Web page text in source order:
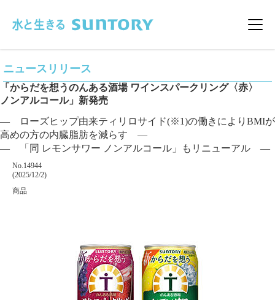
メ
ニュースリリース
「からだを想うのんある酒場 ワインスパークリング〈赤〉
ノンアルコール」新発売
― ローズヒップ由来ティリロサイド(※1)の働きによりBMIが
高めの方の内臓脂肪を減らす ―
― 「同 レモンサワー ノンアルコール」もリニューアル ―
掲載番号
No.14944
掲載日
(2025/12/2)
カテゴリー
商品